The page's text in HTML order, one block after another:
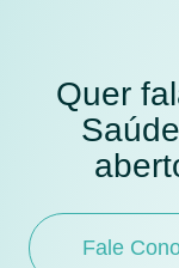
Quer
Fale